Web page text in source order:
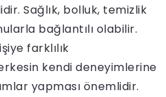
Sağlık, bolluk, temizlik
bağlantılı olabilir.
farklılık
kendi deneyimlerine
yapması önemlidir.